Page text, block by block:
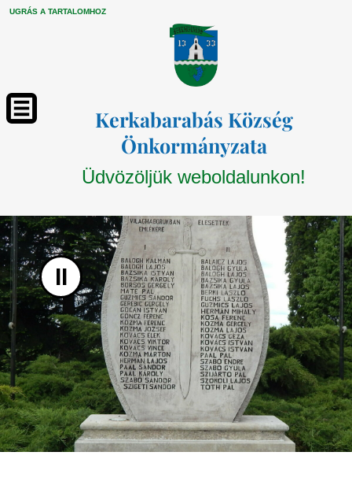
UGRÁS A TARTALOMHOZ
Kerkabarabás Község
Önkormányzata
Üdvözöljük weboldalunkon!
II